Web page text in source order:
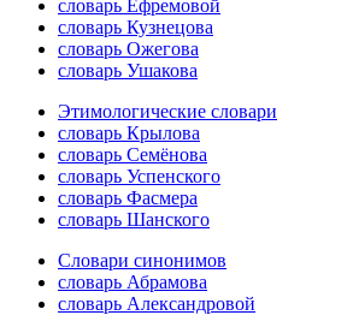
словарь Ефремовой
словарь Кузнецова
словарь Ожегова
словарь Ушакова
Этимологические словари
словарь Крылова
словарь Семёнова
словарь Успенского
словарь Фасмера
словарь Шанского
Словари синонимов
словарь Абрамова
словарь Александровой